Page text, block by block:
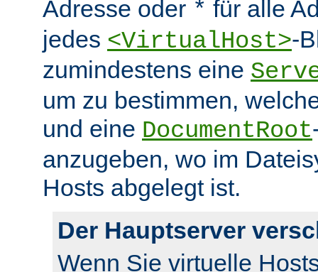
Adresse oder * für alle
jedes <VirtualHost>-
zumindestens eine
um zu bestimmen,
und eine DocumentRoot
anzugeben, wo im
Hosts abgelegt ist.
Der Hauptserver
Wenn Sie virtuelle